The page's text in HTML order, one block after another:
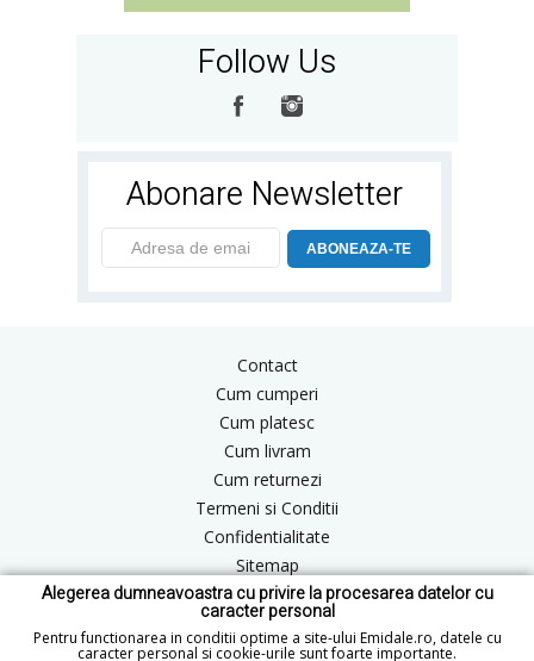
Alegerea dumneavoastra cu privire la procesarea datelor cu
caracter personal
Pentru functionarea in conditii optime a site-ului Emidale.ro, datele cu
caracter personal si cookie-urile sunt foarte importante.
Follow Us
Abonare Newsletter
ABONEAZA-TE
Contact
Cum cumperi
Cum platesc
Cum livram
Cum returnezi
Termeni si Conditii
Confidentialitate
Sitemap
Blog
ANPC